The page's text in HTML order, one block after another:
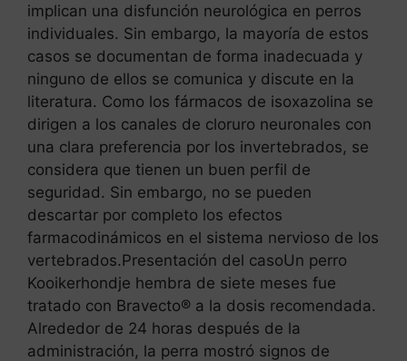
implican una disfunción neurológica en perros
individuales. Sin embargo, la mayoría de estos
casos se documentan de forma inadecuada y
ninguno de ellos se comunica y discute en la
literatura. Como los fármacos de isoxazolina se
dirigen a los canales de cloruro neuronales con
una clara preferencia por los invertebrados, se
considera que tienen un buen perfil de
seguridad. Sin embargo, no se pueden
descartar por completo los efectos
farmacodinámicos en el sistema nervioso de los
vertebrados.Presentación del casoUn perro
Kooikerhondje hembra de siete meses fue
tratado con Bravecto® a la dosis recomendada.
Alrededor de 24 horas después de la
administración, la perra mostró signos de